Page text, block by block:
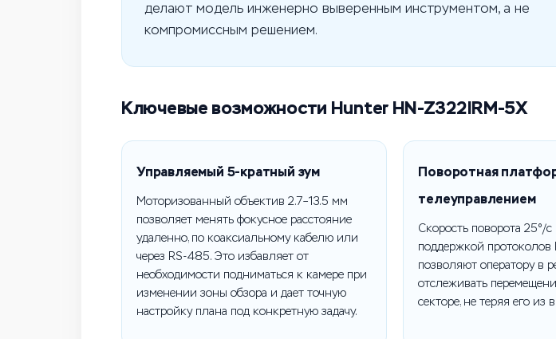
делают модель инженерно выверенным инструментом, а не
компромиссным решением.
Ключевые возможности Hunter HN-Z322IRM-5X
Управляемый 5-кратный зум
Моторизованный объектив 2.7–13.5 мм
позволяет менять фокусное расстояние
удаленно, по коаксиальному кабелю или
через RS-485. Это избавляет от
необходимости подниматься к камере при
изменении зоны обзора и дает точную
настройку плана под конкретную задачу.
Поворотная
телеуправлением
Скорость поворота 25°/
поддержкой протоколов
позволяют оператору в
отслеживать
секторе, не теряя его из